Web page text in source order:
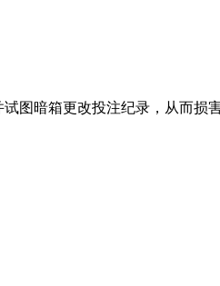
图暗箱更改投注纪录，从而损